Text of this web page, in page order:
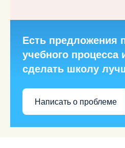
Есть предложения
учебного процесса
сделать школу
Написать о проблеме